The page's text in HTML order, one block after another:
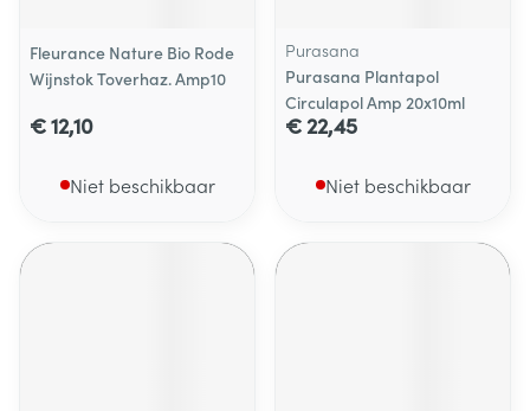
Fleurance Nature Bio Rode
Wijnstok Toverhaz. Amp10
€ 12,10
Niet beschikbaar
Purasana
Purasana Plantapol
Circulapol Amp 20x10ml
€ 22,45
Niet beschikbaar